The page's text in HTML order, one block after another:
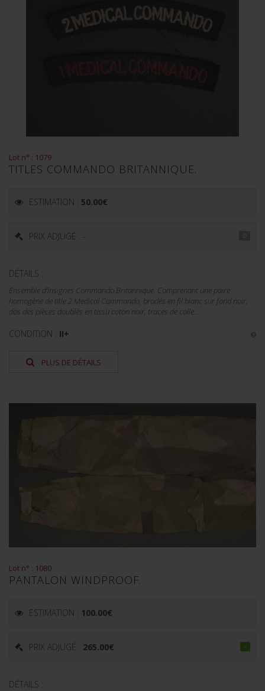
Lot n° : 1079
TITLES COMMANDO BRITANNIQUE.
ESTIMATION : 50.00€
PRIX ADJUGÉ : -
DÉTAILS :
Ensemble d'insignes Commando Britannique. Comprenant une paire
homogène de title 2 Medical Commando, brodés en fil blanc sur fond noir,
dos des pièces doublés en tissu coton noir, traces de colle...
CONDITION : II+
PLUS DE DÉTAILS
Lot n° : 1080
PANTALON WINDPROOF.
ESTIMATION : 100.00€
PRIX ADJUGÉ : 265.00€
DÉTAILS :